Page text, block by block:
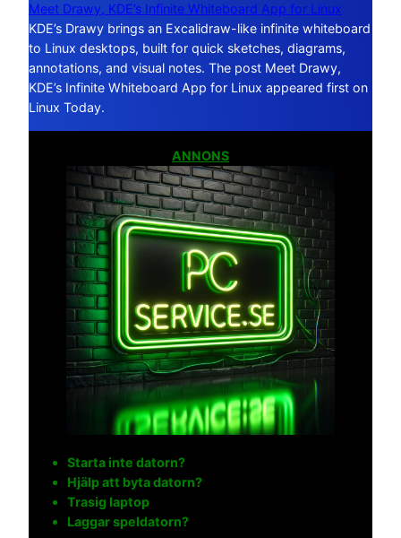
Meet Drawy, KDE’s Infinite Whiteboard App for Linux
KDE’s Drawy brings an Excalidraw-like infinite whiteboard
to Linux desktops, built for quick sketches, diagrams,
annotations, and visual notes. The post Meet Drawy,
KDE’s Infinite Whiteboard App for Linux appeared first on
Linux Today.
ANNONS
Starta inte datorn?
Hjälp att byta datorn?
Trasig laptop
Laggar speldatorn?